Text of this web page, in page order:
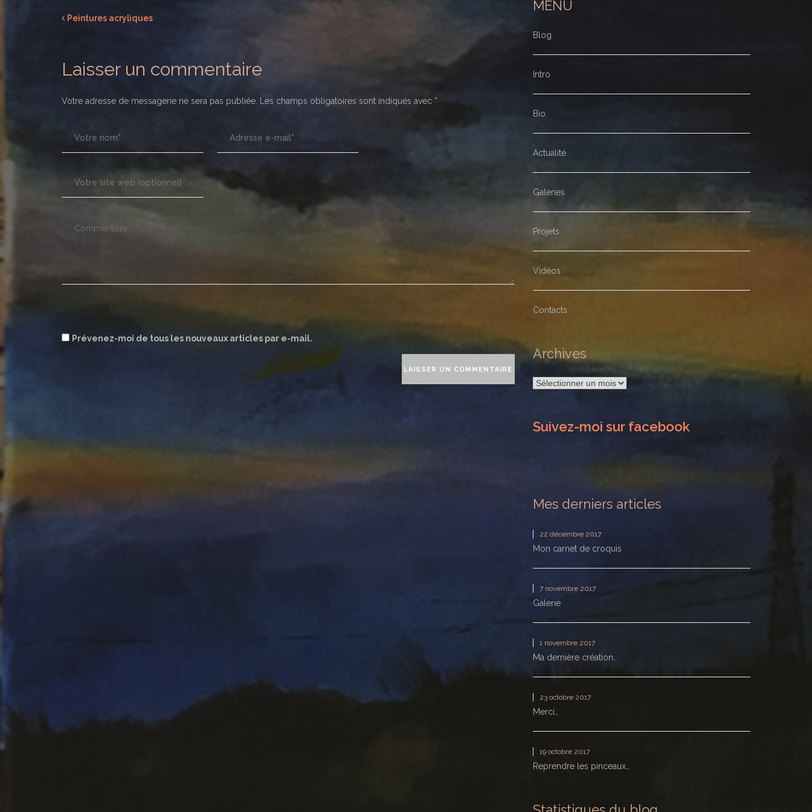
Peintures acryliques
Laisser un commentaire
Votre adresse de messagerie ne sera pas publiée. Les champs obligatoires sont indiqués avec *
Prévenez-moi de tous les nouveaux articles par e-mail.
MENU
Blog
Intro
Bio
Actualité
Galeries
Projets
Vidéos
Contacts
Archives
Archives
Suivez-moi sur facebook
Mes derniers articles
22 décembre 2017
Mon carnet de croquis
7 novembre 2017
Galerie
1 novembre 2017
Ma dernière création..
23 octobre 2017
Merci…
19 octobre 2017
Reprendre les pinceaux…